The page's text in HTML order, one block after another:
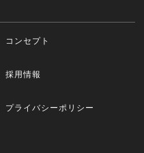
コンセプト
採用情報
プライバシーポリシー